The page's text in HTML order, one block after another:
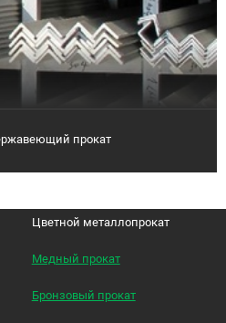
прокат
Цветной металлопрокат
Медный прокат
Бронзовый прокат